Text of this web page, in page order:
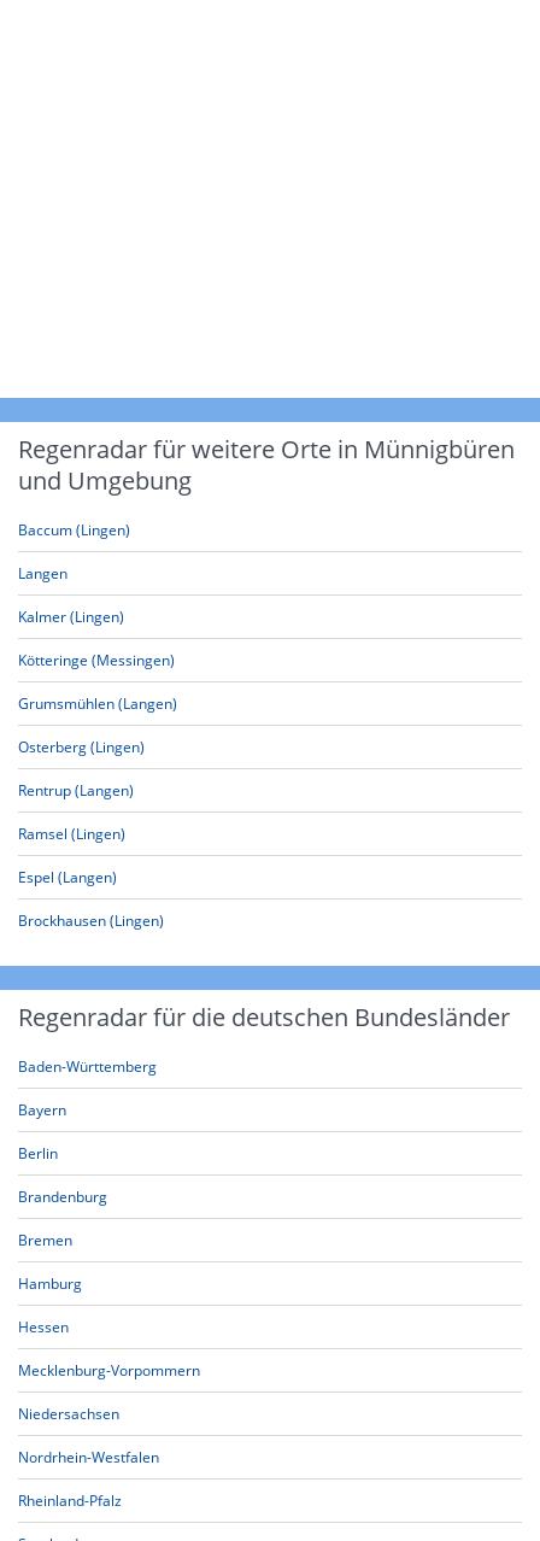
Regenradar für weitere Orte in Münnigbüren
und Umgebung
Baccum (Lingen)
Langen
Kalmer (Lingen)
Kötteringe (Messingen)
Grumsmühlen (Langen)
Osterberg (Lingen)
Rentrup (Langen)
Ramsel (Lingen)
Espel (Langen)
Brockhausen (Lingen)
Regenradar für die deutschen Bundesländer
Baden-Württemberg
Bayern
Berlin
Brandenburg
Bremen
Hamburg
Hessen
Mecklenburg-Vorpommern
Niedersachsen
Nordrhein-Westfalen
Rheinland-Pfalz